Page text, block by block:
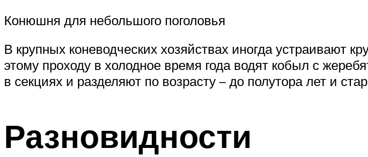
Конюшня для небольшого поголовья
В крупных коневодческих хозяйствах иногда устраивают
этому проходу в холодное время года водят кобыл с
в секциях и разделяют по возрасту – до полутора лет и
Разновидности